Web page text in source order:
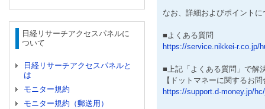
なお、詳細およびポイント
■よくある質問
https://service.nikkei-r.co.jp/
■上記「よくある質問」で解
【ドットマネーに関するお
https://support.d-money.jp/
日経リサーチアクセスパネルに
ついて
日経リサーチアクセスパネルと
は
モニター規約
モニター規約（郵送用）